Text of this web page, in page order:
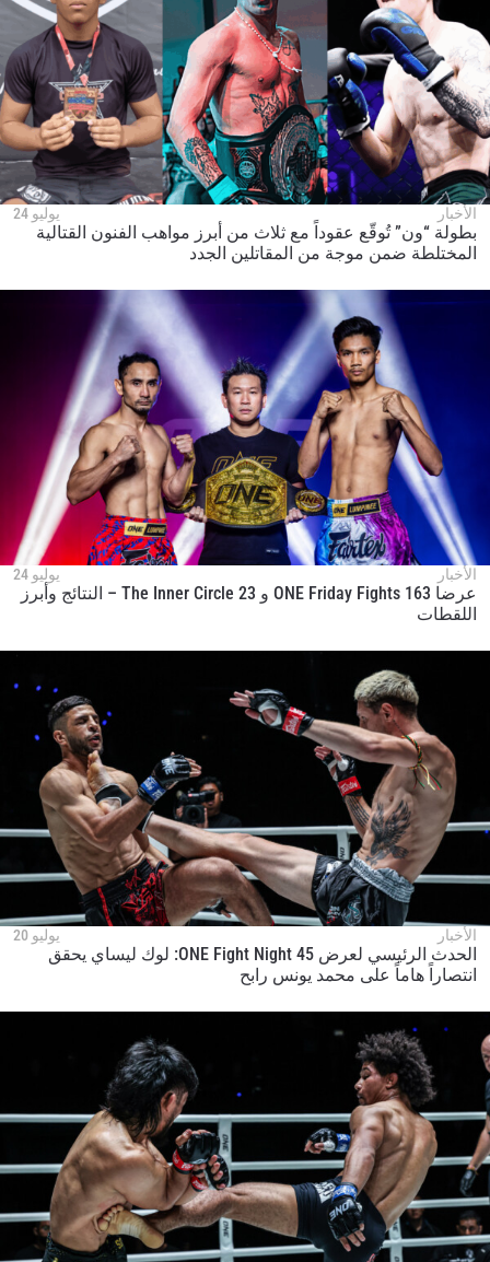
الأخبار يوليو 24
بطولة “ون” تُوقّع عقوداً مع ثلاث من أبرز مواهب الفنون القتالية
المختلطة ضمن موجة من المقاتلين الجدد
الأخبار يوليو 24
عرضا ONE Friday Fights 163 و The Inner Circle 23 – النتائج وأبرز
اللقطات
الأخبار يوليو 20
الحدث الرئيسي لعرض ONE Fight Night 45: لوك ليساي يحقق
انتصاراً هاماً على محمد يونس رابح